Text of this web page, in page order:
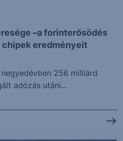
–a forinterősödés
eredményeit
256 milliárd
adózás utáni...